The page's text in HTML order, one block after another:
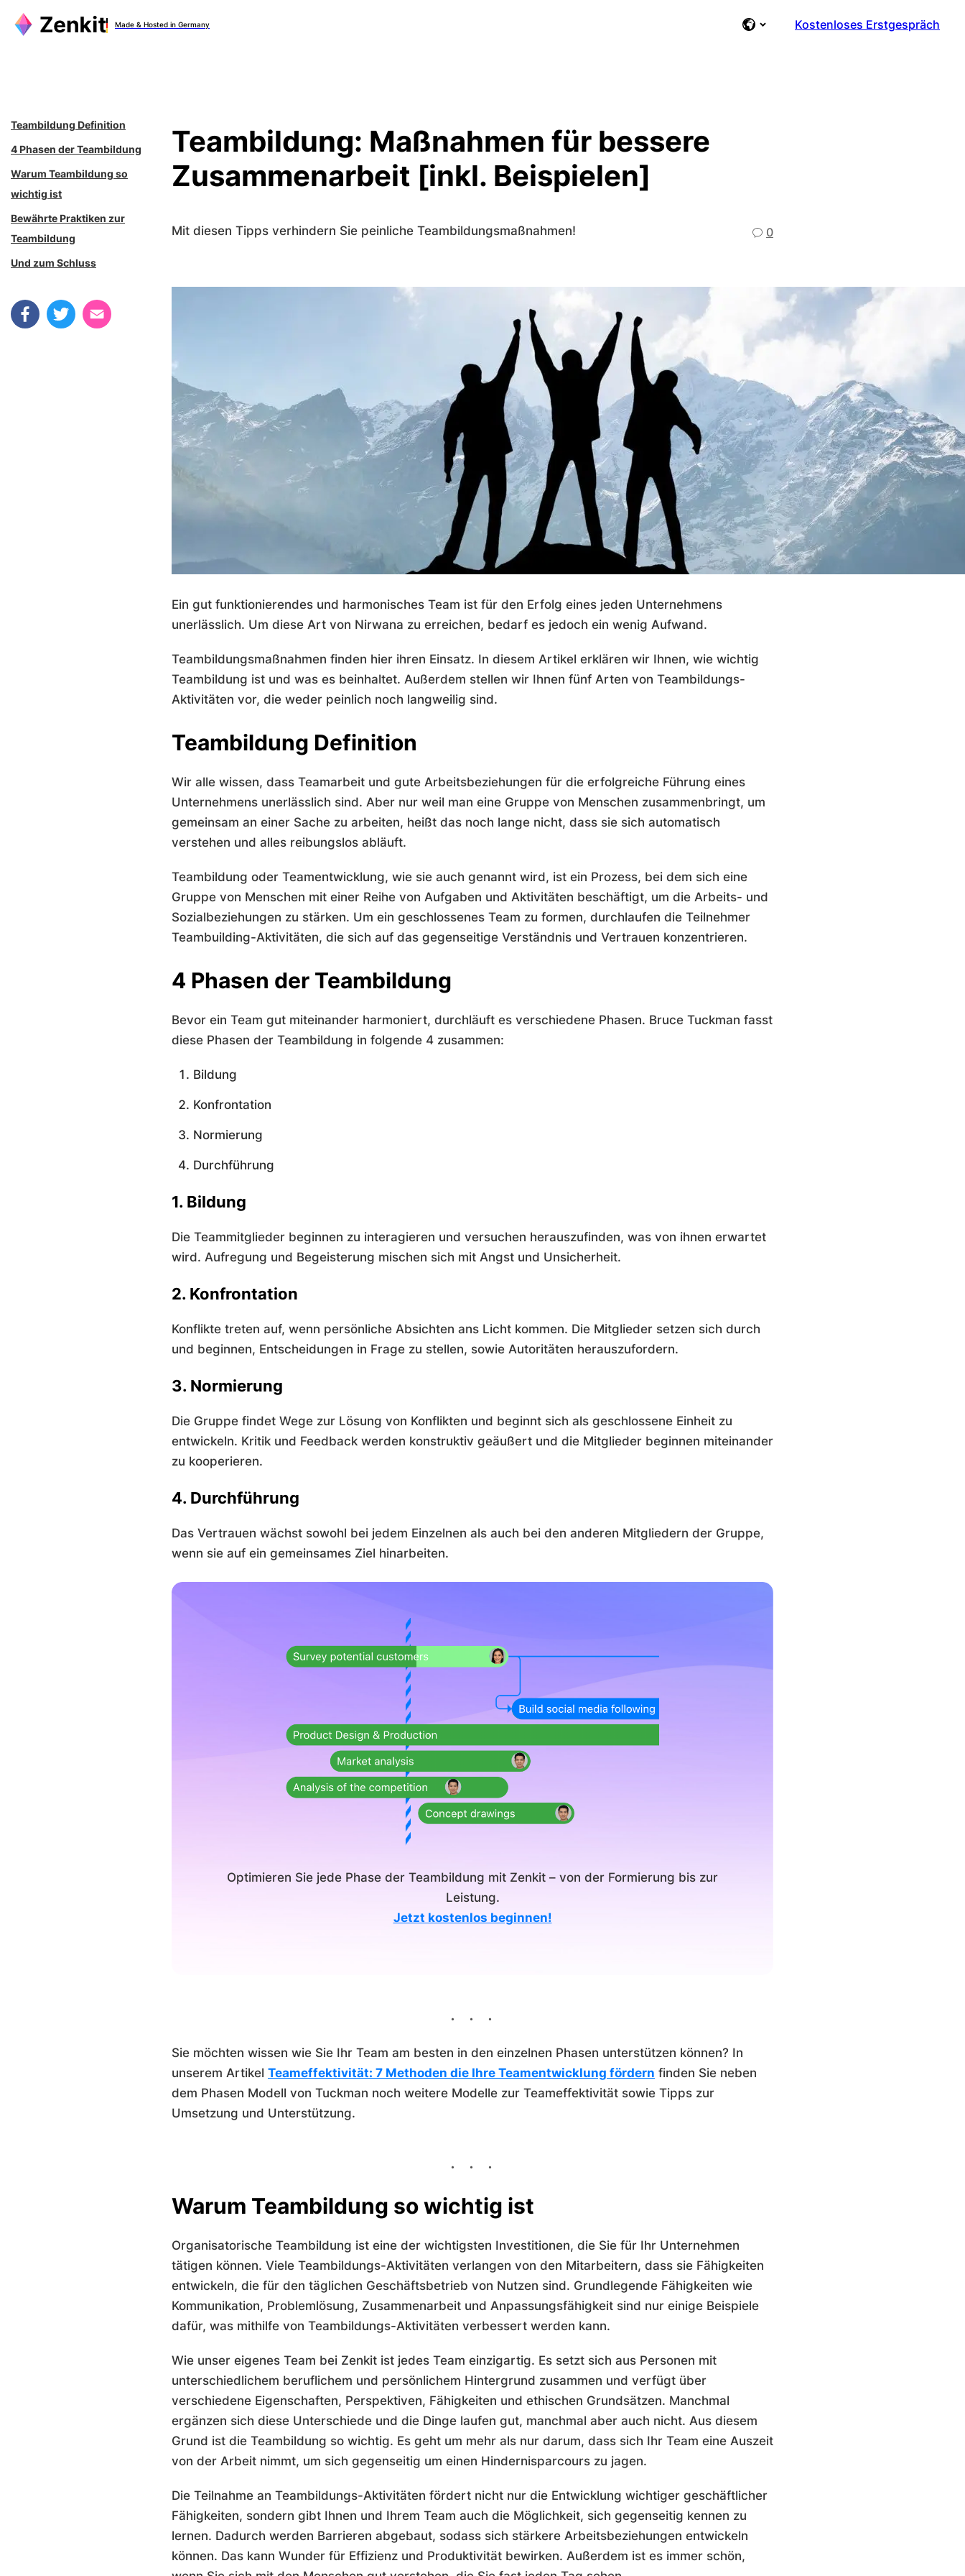
Zum
Inhalt
Made & Hosted in Germany Kostenloses Erstgespräch
Teambildung: Maßnahmen für bessere
Zusammenarbeit [inkl. Beispielen]
Mit diesen Tipps verhindern Sie peinliche Teambildungsmaßnahmen! 0
Ein gut funktionierendes und harmonisches Team ist für den Erfolg eines jeden Unternehmens
unerlässlich. Um diese Art von Nirwana zu erreichen, bedarf es jedoch ein wenig Aufwand.
Teambildungsmaßnahmen finden hier ihren Einsatz. In diesem Artikel erklären wir Ihnen, wie wichtig
Teambildung ist und was es beinhaltet. Außerdem stellen wir Ihnen fünf Arten von Teambildungs-
Aktivitäten vor, die weder peinlich noch langweilig sind.
Teambildung Definition
Wir alle wissen, dass Teamarbeit und gute Arbeitsbeziehungen für die erfolgreiche Führung eines
Unternehmens unerlässlich sind. Aber nur weil man eine Gruppe von Menschen zusammenbringt, um
gemeinsam an einer Sache zu arbeiten, heißt das noch lange nicht, dass sie sich automatisch
verstehen und alles reibungslos abläuft.
Teambildung oder Teamentwicklung, wie sie auch genannt wird, ist ein Prozess, bei dem sich eine
Gruppe von Menschen mit einer Reihe von Aufgaben und Aktivitäten beschäftigt, um die Arbeits- und
Sozialbeziehungen zu stärken. Um ein geschlossenes Team zu formen, durchlaufen die Teilnehmer
Teambuilding-Aktivitäten, die sich auf das gegenseitige Verständnis und Vertrauen konzentrieren.
4 Phasen der Teambildung
Bevor ein Team gut miteinander harmoniert, durchläuft es verschiedene Phasen. Bruce Tuckman fasst
diese Phasen der Teambildung in folgende 4 zusammen:
Bildung
Konfrontation
Normierung
Durchführung
1. Bildung
Die Teammitglieder beginnen zu interagieren und versuchen herauszufinden, was von ihnen erwartet
wird. Aufregung und Begeisterung mischen sich mit Angst und Unsicherheit.
2. Konfrontation
Konflikte treten auf, wenn persönliche Absichten ans Licht kommen. Die Mitglieder setzen sich durch
und beginnen, Entscheidungen in Frage zu stellen, sowie Autoritäten herauszufordern.
3. Normierung
Die Gruppe findet Wege zur Lösung von Konflikten und beginnt sich als geschlossene Einheit zu
entwickeln. Kritik und Feedback werden konstruktiv geäußert und die Mitglieder beginnen miteinander
zu kooperieren.
4. Durchführung
Das Vertrauen wächst sowohl bei jedem Einzelnen als auch bei den anderen Mitgliedern der Gruppe,
wenn sie auf ein gemeinsames Ziel hinarbeiten.
Optimieren Sie jede Phase der Teambildung mit Zenkit – von der Formierung bis zur
Leistung.
Jetzt kostenlos beginnen!
Sie möchten wissen wie Sie Ihr Team am besten in den einzelnen Phasen unterstützen können? In
unserem Artikel Teameffektivität: 7 Methoden die Ihre Teamentwicklung fördern finden Sie neben
dem Phasen Modell von Tuckman noch weitere Modelle zur Teameffektivität sowie Tipps zur
Umsetzung und Unterstützung.
Warum Teambildung so wichtig ist
Organisatorische Teambildung ist eine der wichtigsten Investitionen, die Sie für Ihr Unternehmen
tätigen können. Viele Teambildungs-Aktivitäten verlangen von den Mitarbeitern, dass sie Fähigkeiten
entwickeln, die für den täglichen Geschäftsbetrieb von Nutzen sind. Grundlegende Fähigkeiten wie
Kommunikation, Problemlösung, Zusammenarbeit und Anpassungsfähigkeit sind nur einige Beispiele
dafür, was mithilfe von Teambildungs-Aktivitäten verbessert werden kann.
Wie unser eigenes Team bei Zenkit ist jedes Team einzigartig. Es setzt sich aus Personen mit
unterschiedlichem beruflichem und persönlichem Hintergrund zusammen und verfügt über
verschiedene Eigenschaften, Perspektiven, Fähigkeiten und ethischen Grundsätzen. Manchmal
ergänzen sich diese Unterschiede und die Dinge laufen gut, manchmal aber auch nicht. Aus diesem
Grund ist die Teambildung so wichtig. Es geht um mehr als nur darum, dass sich Ihr Team eine Auszeit
von der Arbeit nimmt, um sich gegenseitig um einen Hindernisparcours zu jagen.
Die Teilnahme an Teambildungs-Aktivitäten fördert nicht nur die Entwicklung wichtiger geschäftlicher
Fähigkeiten, sondern gibt Ihnen und Ihrem Team auch die Möglichkeit, sich gegenseitig kennen zu
lernen. Dadurch werden Barrieren abgebaut, sodass sich stärkere Arbeitsbeziehungen entwickeln
können. Das kann Wunder für Effizienz und Produktivität bewirken. Außerdem ist es immer schön,
Teambildung Definition
4 Phasen der Teambildung
Warum Teambildung so
wichtig ist
Bewährte Praktiken zur
Teambildung
Und zum Schluss